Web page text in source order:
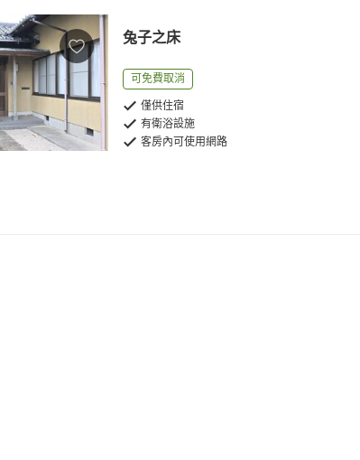
兔子之床
可免費取消
僅供住宿
有衛浴設施
客房內可使用網路